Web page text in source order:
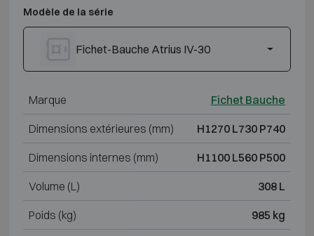
Modèle de la série
Fichet-Bauche Atrius IV-30
Marque Fichet Bauche
Dimensions extérieures (mm) H1270 L730 P740
Dimensions internes (mm) H1100 L560 P500
Volume (L) 308 L
Poids (kg) 985 kg